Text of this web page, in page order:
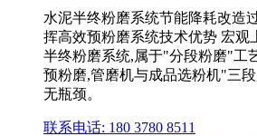
水泥半终粉磨系统节能降耗改造
挥高效预粉磨系统技术优势 宏观
半终粉磨系统,属于"分段粉磨"工
预粉磨,管磨机与成品选粉机"三
无瓶颈。
联系电话: 180 3780 8511